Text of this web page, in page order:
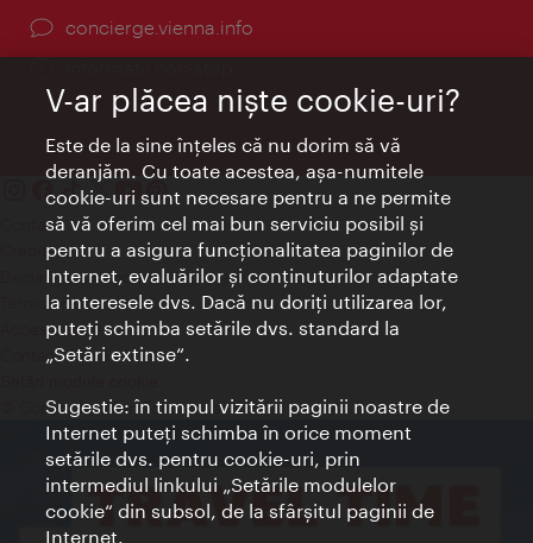
concierge.vienna.info
Contact
Credits
Declaraţie privind protecţia datelor
Terms of Use
Accesibilitate
Contact presa
© Copyright Wien Tourismus
V-ar plăcea nişte cookie-uri?
Este de la sine înţeles că nu dorim să vă
deranjăm. Cu toate acestea, aşa-numitele
cookie-uri sunt necesare pentru a ne permite
să vă oferim cel mai bun serviciu posibil şi
pentru a asigura funcţionalitatea paginilor de
Internet, evaluărilor şi conţinuturilor adaptate
la interesele dvs. Dacă nu doriţi utilizarea lor,
puteţi schimba setările dvs. standard la
„Setări extinse“.
Sugestie: în timpul vizitării paginii noastre de
Internet puteţi schimba în orice moment
setările dvs. pentru cookie-uri, prin
intermediul linkului „Setările modulelor
cookie“ din subsol, de la sfârşitul paginii de
Internet.